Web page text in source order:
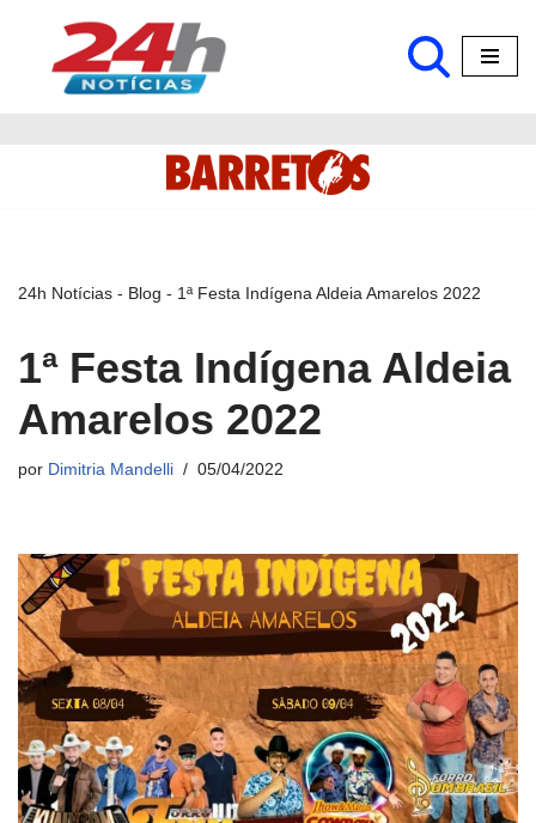
Pular
24h Notícias - Blog - 1ª Festa Indígena Aldeia Amarelos 2022
1ª Festa Indígena Aldeia
Amarelos 2022
por Dimitria Mandelli 05/04/2022